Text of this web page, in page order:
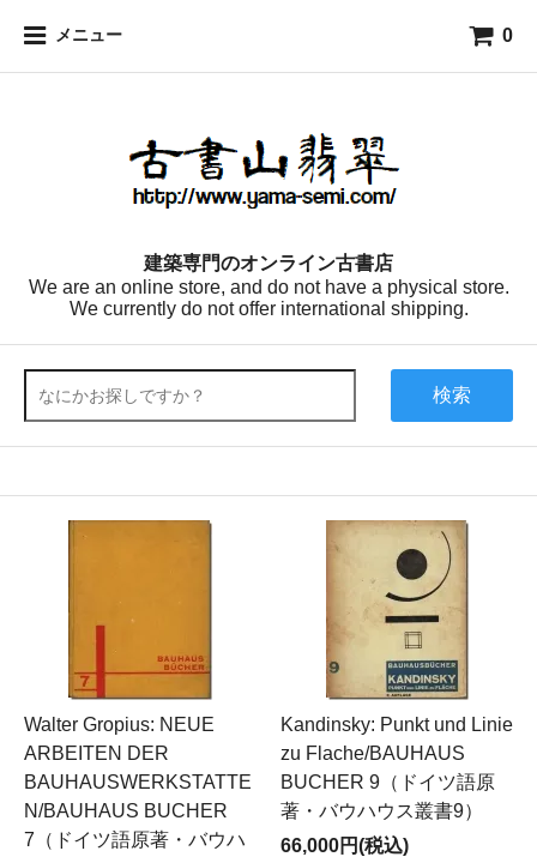
メニュー 0
建築専門のオンライン古書店
We are an online store, and do not have a physical store.
We currently do not offer international shipping.
検索
Walter Gropius: NEUE
ARBEITEN DER
BAUHAUSWERKSTATTE
N/BAUHAUS BUCHER
7（ドイツ語原著・バウハ
Kandinsky: Punkt und Linie
zu Flache/BAUHAUS
BUCHER 9（ドイツ語原
著・バウハウス叢書9）
66,000円(税込)